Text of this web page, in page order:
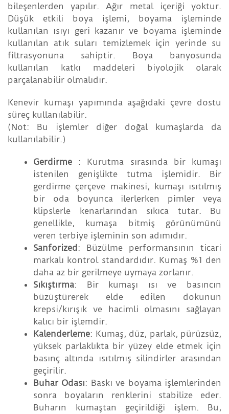
bileşenlerden yapılır. Ağır metal içeriği yoktur.
Düşük etkili boya işlemi, boyama işleminde
kullanılan ısıyı geri kazanır ve boyama işleminde
kullanılan atık suları temizlemek için yerinde su
filtrasyonuna sahiptir. Boya banyosunda
kullanılan katkı maddeleri biyolojik olarak
parçalanabilir olmalıdır.
Kenevir kumaşı yapımında aşağıdaki çevre dostu
süreç kullanılabilir.
(Not: Bu işlemler diğer doğal kumaşlarda da
kullanılabilir.)
Gerdirme : Kurutma sırasında bir kumaşı
istenilen genişlikte tutma işlemidir. Bir
gerdirme çerçeve makinesi, kumaşı ısıtılmış
bir oda boyunca ilerlerken pimler veya
klipslerle kenarlarından sıkıca tutar. Bu
genellikle, kumaşa bitmiş görünümünü
veren terbiye işleminin son adımıdır.
Sanforized : Büzülme performansının ticari
markalı kontrol standardıdır. Kumaş %1 den
daha az bir gerilmeye uymaya zorlanır.
Sıkıştırma: Bir kumaşı ısı ve basıncın
büzüştürerek elde edilen dokunun
krepsi/kırışık ve hacimli olmasını sağlayan
kalıcı bir işlemdir.
Kalenderleme: Kumaş, düz, parlak, pürüzsüz,
yüksek parlaklıkta bir yüzey elde etmek için
basınç altında ısıtılmış silindirler arasından
geçirilir.
Buhar Odası: Baskı ve boyama işlemlerinden
sonra boyaların renklerini stabilize eder.
Buharın kumaştan geçirildiği işlem. Bu,